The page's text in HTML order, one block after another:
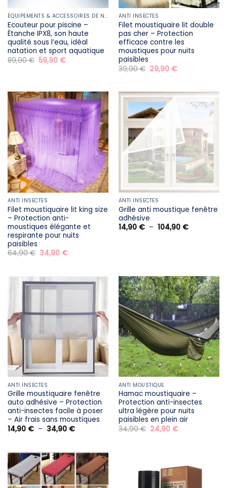
ÉQUIPEMENTS & ACCESSOIRES DE NATATION
Ecouteur pour piscine –
Étanche IPX8, son haute
qualité sous l’eau, idéal
natation et sport aquatique
89,90€ Le
prix
59,90 €Le
ANTI INSECTES
Filet moustiquaire lit double
pas cher – Protection
efficace contre les
moustiques pour nuits
paisibles
39,90€ Le
prix
39,90 €.
29,90 €Le
29,90 €.
ANTI INSECTES
Filet moustiquaire lit king size
– Protection anti-
moustiques élégante et
respirante pour nuits
paisibles
64,90€ Le
prix
64,90 €.
34,90 €Le
34,90 €.
ANTI INSECTES
Grille anti moustique fenêtre
adhésive
14,90 € – 104,90 €Plage
ANTI INSECTES
Grille moustiquaire fenêtre
auto adhésive – Protection
anti-insectes facile à poser
– Air frais sans moustiques
14,90 € – 34,90 €Plage
à
34,90 €
ANTI MOUSTIQUE
Hamac moustiquaire –
Protection anti-insectes
ultra légère pour nuits
paisibles en plein air
34,90€ Le
prix
24,90 €Le